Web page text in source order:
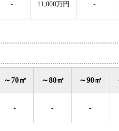
- 11,000万円 -
～70㎡ ～80㎡ ～90㎡
- - -